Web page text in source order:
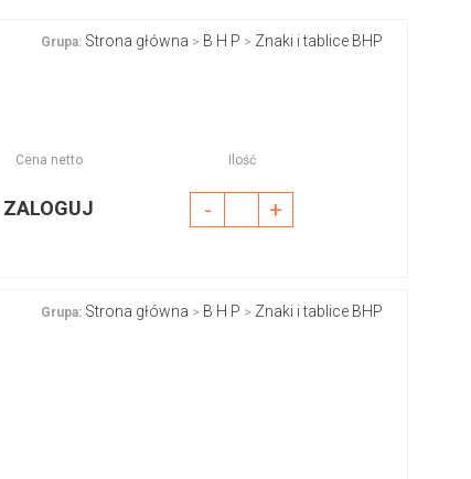
Grupa: Strona główna > B H P > Znaki i tablice BHP
Cena netto Ilość
ZALOGUJ - +
Grupa: Strona główna > B H P > Znaki i tablice BHP